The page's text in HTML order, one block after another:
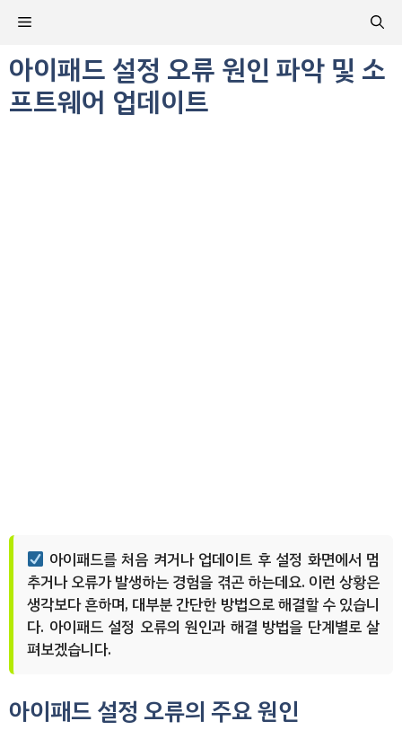
츠
로
건
메
뉴
아이패드 설정 오류 원인 파악 및 소
프트웨어 업데이트
아이패드를 처음 켜거나 업데이트 후 설정 화면에서 멈
추거나 오류가 발생하는 경험을 겪곤 하는데요. 이런 상황은
생각보다 흔하며, 대부분 간단한 방법으로 해결할 수 있습니
다. 아이패드 설정 오류의 원인과 해결 방법을 단계별로 살
펴보겠습니다.
아이패드 설정 오류의 주요 원인